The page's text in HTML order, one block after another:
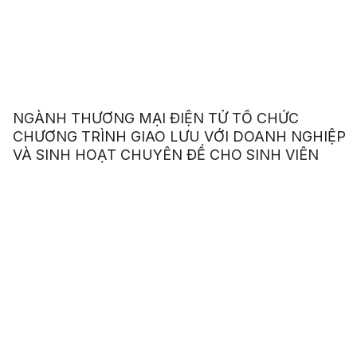
NGÀNH THƯƠNG MẠI ĐIỆN TỬ TỔ CHỨC
CHƯƠNG TRÌNH GIAO LƯU VỚI DOANH NGHIỆP
VÀ SINH HOẠT CHUYÊN ĐỀ CHO SINH VIÊN